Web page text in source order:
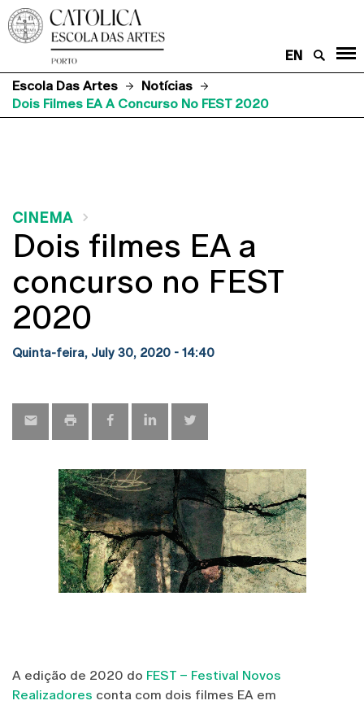
EN
Escola Das Artes
Notícias
Dois Filmes EA A Concurso No FEST 2020
CINEMA
Dois filmes EA a
concurso no FEST
2020
Quinta-feira, July 30, 2020 - 14:40
A edição de 2020 do FEST – Festival Novos
Realizadores conta com dois filmes EA em